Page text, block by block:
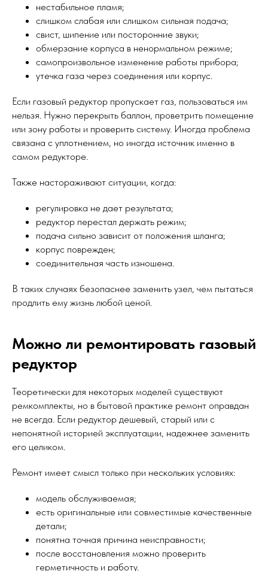
нестабильное пламя;
слишком слабая или слишком сильная подача;
свист, шипение или посторонние звуки;
обмерзание корпуса в ненормальном режиме;
самопроизвольное изменение работы прибора;
утечка газа через соединения или корпус.
Если газовый редуктор пропускает газ, пользоваться им
нельзя. Нужно перекрыть баллон, проветрить помещение
или зону работы и проверить систему. Иногда проблема
связана с уплотнением, но иногда источник именно в
самом редукторе.
Также настораживают ситуации, когда:
регулировка не дает результата;
редуктор перестал держать режим;
подача сильно зависит от положения шланга;
корпус поврежден;
соединительная часть изношена.
В таких случаях безопаснее заменить узел, чем пытаться
продлить ему жизнь любой ценой.
Можно ли ремонтировать газовый
редуктор
Теоретически для некоторых моделей существуют
ремкомплекты, но в бытовой практике ремонт оправдан
не всегда. Если редуктор дешевый, старый или с
непонятной историей эксплуатации, надежнее заменить
его целиком.
Ремонт имеет смысл только при нескольких условиях:
модель обслуживаемая;
есть оригинальные или совместимые качественные
детали;
понятна точная причина неисправности;
после восстановления можно проверить
герметичность и работу.